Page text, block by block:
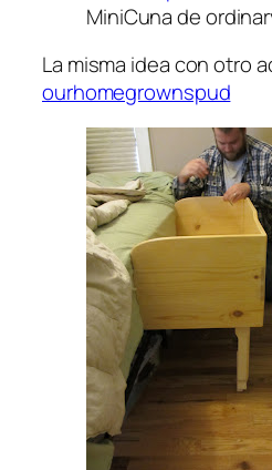
MiniCuna de
La misma idea con otro
ourhomegrownspud